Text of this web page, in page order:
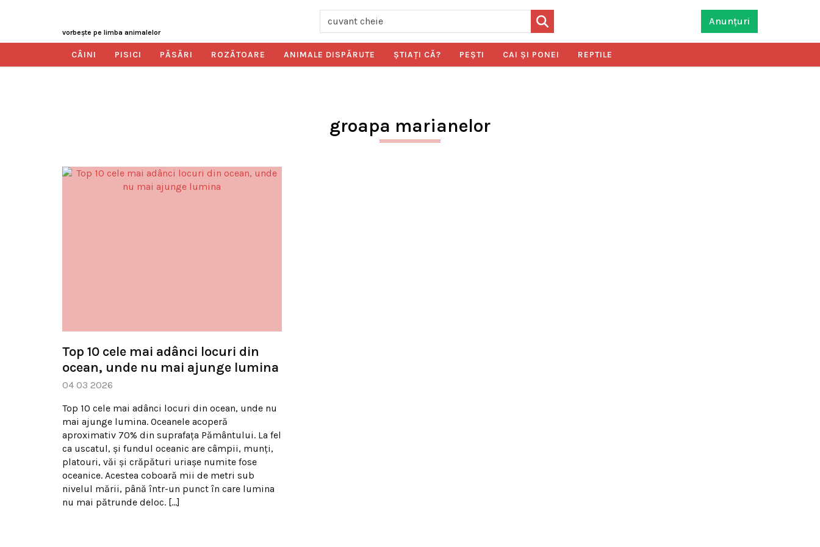
vorbeşte pe limba animalelor
Anunțuri
CÂINI PISICI PĂSĂRI ROZĂTOARE ANIMALE DISPĂRUTE ŞTIAŢI CĂ? PEŞTI CAI ŞI PONEI REPTILE
groapa marianelor
Top 10 cele mai adânci locuri din
ocean, unde nu mai ajunge lumina
04 03 2026
Top 10 cele mai adânci locuri din ocean, unde nu
mai ajunge lumina. Oceanele acoperă
aproximativ 70% din suprafața Pământului. La fel
ca uscatul, și fundul oceanic are câmpii, munți,
platouri, văi și crăpături uriașe numite fose
oceanice. Acestea coboară mii de metri sub
nivelul mării, până într-un punct în care lumina
nu mai pătrunde deloc. […]